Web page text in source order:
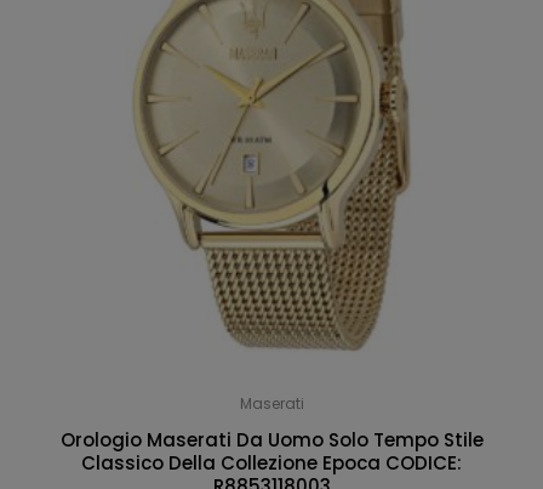
Maserati
Orologio Maserati Da Uomo Solo Tempo Stile
Classico Della Collezione Epoca CODICE: